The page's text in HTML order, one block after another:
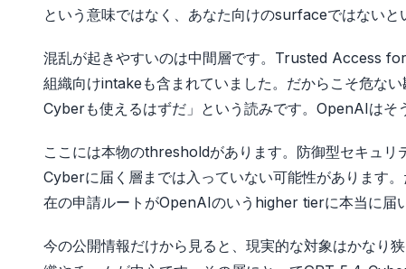
という意味ではなく、あなた向けのsurfaceではないと
混乱が起きやすいのは中間層です。Trusted Access
組織向けintakeも含まれていました。だからこそ危な
Cyberも使えるはずだ」という読みです。OpenAIはそ
ここには本物のthresholdがあります。防御型セキュ
Cyberに届く層までは入っていない可能性があります
在の申請ルートがOpenAIのいうhigher tierに本当に届
今の公開情報だけから見ると、現実的な対象はかなり